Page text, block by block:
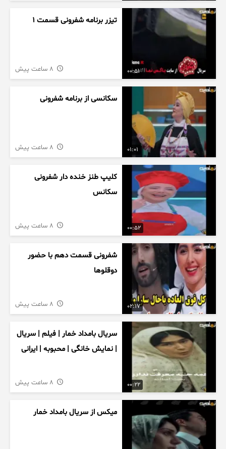
00:51
تیزر برنامه شفرونی قسمت ۱
01:01
سکانسی از برنامه شفرونی
00:52
کلیپ طنز خنده دار شفرونی
سکانس
02:17
شفرونی قسمت دهم با حضور
دوقلوها
00:22
سریال بامداد خمار | فیلم | سریال
| نمایش خانگی | محبوبه | ایرانی
میکس از سریال بامداد خمار